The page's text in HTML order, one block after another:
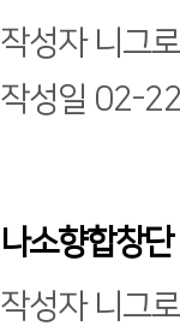
작성자 니그로
작성일 02-
나소향합창
작성자 니그로